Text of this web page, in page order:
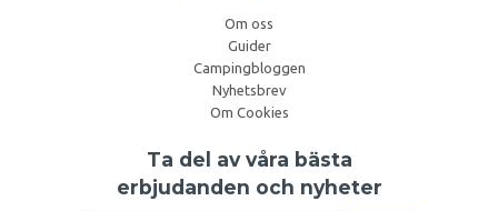
Om oss
Guider
Campingbloggen
Nyhetsbrev
Om Cookies
Ta del av våra bästa
erbjudanden och nyheter